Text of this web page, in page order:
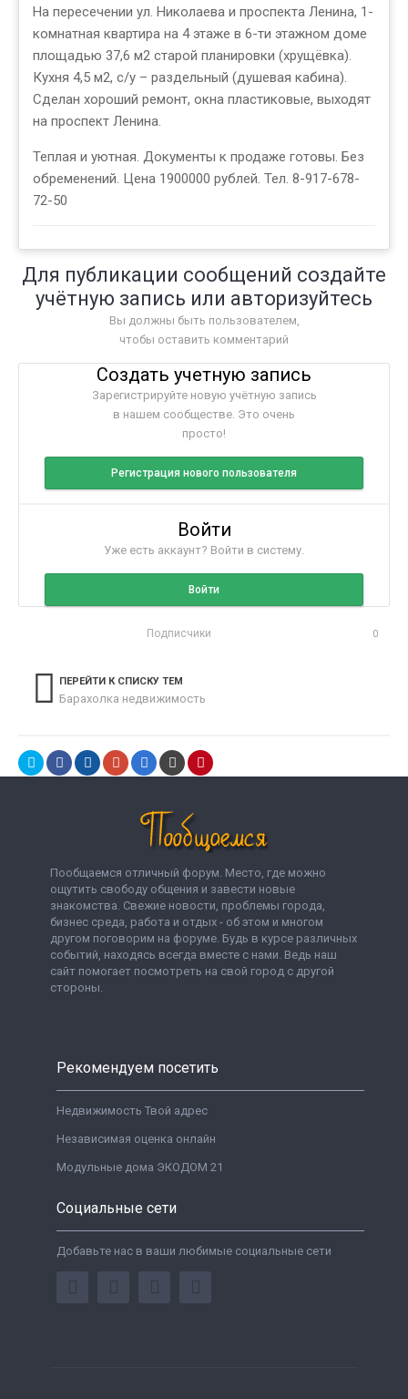
На пересечении ул. Николаева и проспекта Ленина, 1-
комнатная квартира на 4 этаже в 6-ти этажном доме
площадью 37,6 м2 старой планировки (хрущёвка).
Кухня 4,5 м2, с/у – раздельный (душевая кабина).
Сделан хороший ремонт, окна пластиковые, выходят
на проспект Ленина.
Теплая и уютная. Документы к продаже готовы. Без
обременений. Цена 1900000 рублей. Тел. 8-917-678-
72-50
Для публикации сообщений создайте
учётную запись или авторизуйтесь
Вы должны быть пользователем,
чтобы оставить комментарий
Создать учетную запись
Зарегистрируйте новую учётную запись
в нашем сообществе. Это очень
просто!
Регистрация нового пользователя
Войти
Уже есть аккаунт? Войти в систему.
Войти
Подписчики 0
ПЕРЕЙТИ К СПИСКУ ТЕМ
Барахолка недвижимость
Пообщаемся отличный форум. Место, где можно
ощутить свободу общения и завести новые
знакомства. Свежие новости, проблемы города,
бизнес среда, работа и отдых - об этом и многом
другом поговорим на форуме. Будь в курсе различных
событий, находясь всегда вместе с нами. Ведь наш
сайт помогает посмотреть на свой город с другой
стороны.
Рекомендуем посетить
Недвижимость Твой адрес
Независимая оценка онлайн
Модульные дома ЭКОДОМ 21
Социальные сети
Добавьте нас в ваши любимые социальные сети